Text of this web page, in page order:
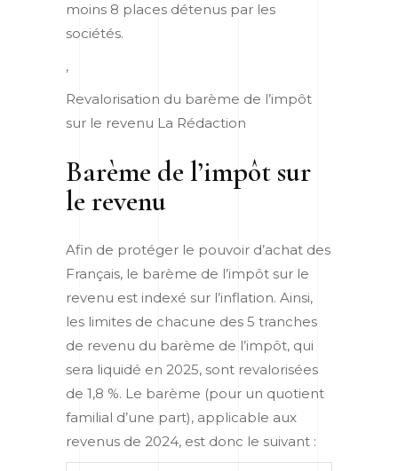
moins 8 places détenus par les
sociétés.
,
Revalorisation du barème de l’impôt
sur le revenu La Rédaction
Barème de l’impôt sur
le revenu
Afin de protéger le pouvoir d’achat des
Français, le barème de l’impôt sur le
revenu est indexé sur l’inflation. Ainsi,
les limites de chacune des 5 tranches
de revenu du barème de l’impôt, qui
sera liquidé en 2025, sont revalorisées
de 1,8 %. Le barème (pour un quotient
familial d’une part), applicable aux
revenus de 2024, est donc le suivant :